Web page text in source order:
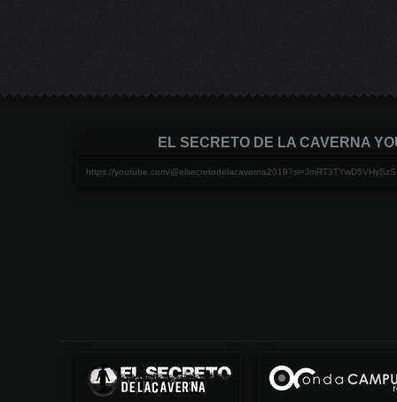
EL SECRETO DE LA CAVERNA
https://youtube.com/@elsecretodelacaverna2019?si=JmRT3TYwD5VHySzS